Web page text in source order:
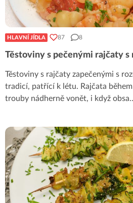
HLAVNÍ JÍDLA 87 8
Těstoviny s pečenými rajčaty s
Těstoviny s rajčaty zapečenými s
tradicí, patřící k létu. Rajčata
trouby nádherně vonět, i když obsa